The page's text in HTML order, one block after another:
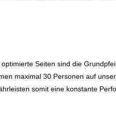
Seiten sind die
maximal 30 Personen auf
somit eine konstante